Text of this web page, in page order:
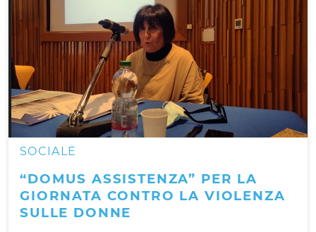
SOCIALE
“DOMUS ASSISTENZA” PER LA
GIORNATA CONTRO LA VIOLENZA
SULLE DONNE